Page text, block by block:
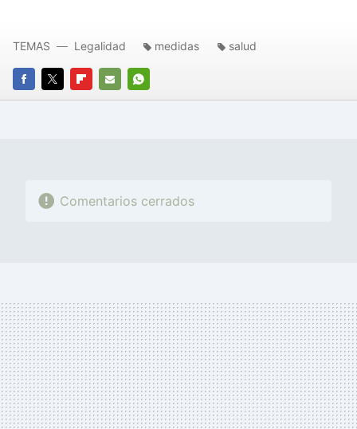
FACEBOOK
TWITTERFLIPBOARD
E-
WHATSAPP
TEMAS Legalidad medidas salud
Comentarios cerrados